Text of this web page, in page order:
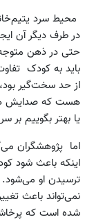
محیط سرد
در طرف دیگر آن
حتی در ذهن
باید به کودک
از حد سخت‌گیر
هست که صدایش
یا بهتر بگوییم بر
اما پژوهشگران
اینکه باعث شود
ترسیدن او می‌شود.
نمی‌تواند باعث
شده است که